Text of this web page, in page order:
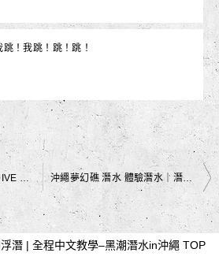
跳！我跳！跳！跳！
沖繩夢幻礁 潛水 體驗潛水｜潛水中看到的生物 魚群｜黑潮潛水
潛 | 全程中文教學–黑潮潛水in沖繩 TOP